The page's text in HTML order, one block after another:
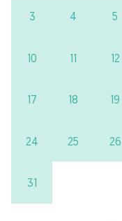
3 4 5
10 11 12
17 18 19
24 25 26
31